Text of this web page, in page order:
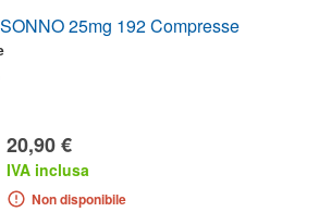
25mg 192 Compresse
20,90 €
IVA inclusa
Non disponibile